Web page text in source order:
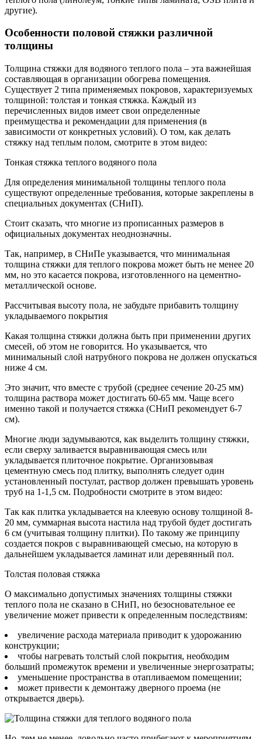
другие).
Особенности половой стяжки различной
толщины
Толщина стяжки для водяного теплого пола – эта важнейшая
составляющая в организации обогрева помещения.
Существует 2 типа применяемых покровов, характеризуемых
толщиной: толстая и тонкая стяжка. Каждый из
перечисленных видов имеет свои определенные
преимущества и рекомендации для применения (в
зависимости от конкретных условий). О том, как делать
стяжку над теплым полом, смотрите в этом видео:
Тонкая стяжка теплого водяного пола
Для определения минимальной толщины теплого пола
существуют определенные требования, которые закреплены в
специальных документах (СНиП).
Стоит сказать, что многие из прописанных размеров в
официальных документах неоднозначны.
Так, например, в СНиПе указывается, что минимальная
толщина стяжки для теплого покрова может быть не менее 20
мм, но это касается покрова, изготовленного на цементно-
металлической основе.
Рассчитывая высоту пола, не забудьте прибавить толщину
укладываемого покрытия
Какая толщина стяжки должна быть при применении других
смесей, об этом не говорится. Но указывается, что
минимальный слой натрубного покрова не должен опускаться
ниже 4 см.
Это значит, что вместе с трубой (среднее сечение 20-25 мм)
толщина раствора может достигать 60-65 мм. Чаще всего
именно такой и получается стяжка (СНиП рекомендует 6-7
см).
Многие люди задумываются, как выделить толщину стяжки,
если сверху заливается выравнивающая смесь или
укладывается плиточное покрытие. Организовывая
цементную смесь под плитку, выполнять следует один
установленный постулат, раствор должен превышать уровень
труб на 1-1,5 см. Подробности смотрите в этом видео:
Так как плитка укладывается на клеевую основу толщиной 8-
20 мм, суммарная высота настила над трубой будет достигать
6 см (учитывая толщину плитки). По такому же принципу
создается покров с выравнивающей смесью, на которую в
дальнейшем укладывается ламинат или деревянный пол.
Толстая половая стяжка
О максимально допустимых значениях толщины стяжки
теплого пола не сказано в СНиП, но безосновательное ее
увеличение может привести к определенным последствиям:
увеличение расхода материала приводит к удорожанию
конструкции;
чтобы нагревать толстый слой покрытия, необходим
больший промежуток времени и увеличенные энергозатраты;
уменьшение пространства в отапливаемом помещении;
может привести к демонтажу дверного проема (не
открывается дверь).